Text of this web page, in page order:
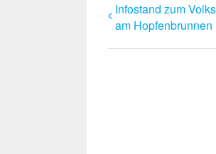
Infostand zum
am Hopfenbrunnen